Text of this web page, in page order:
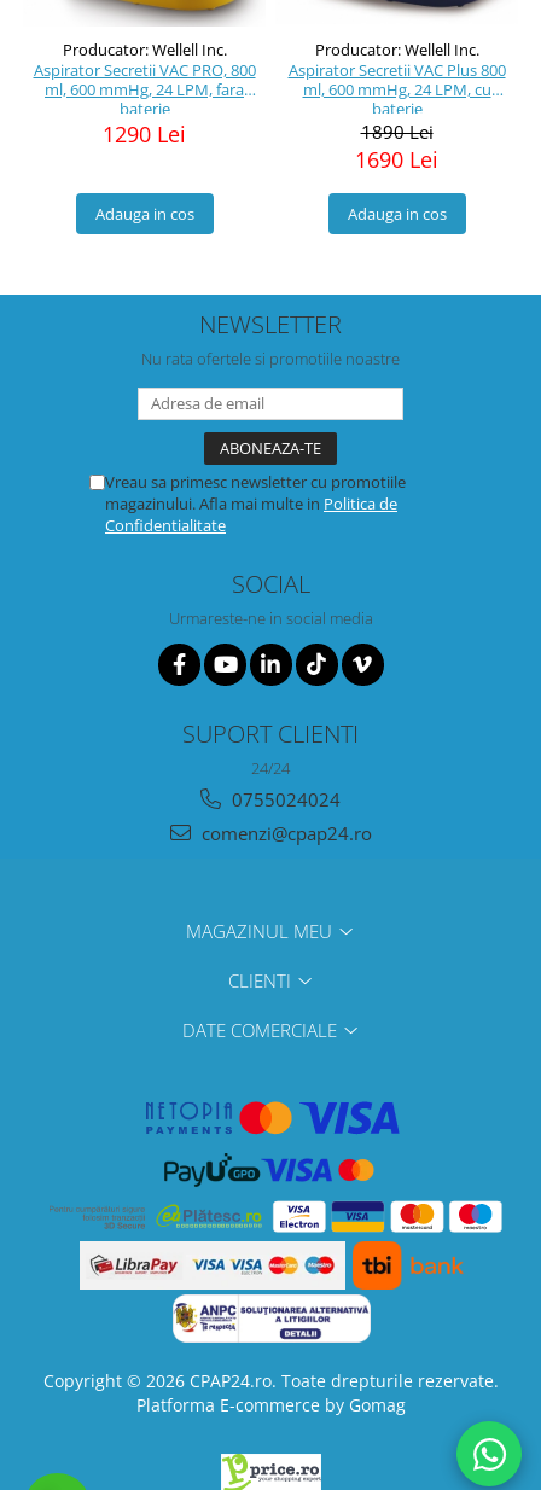
Producator: Wellell Inc.
Aspirator Secretii VAC PRO, 800
ml, 600 mmHg, 24 LPM, fara
baterie
1290 Lei
Adauga in cos
Producator: Wellell Inc.
Aspirator Secretii VAC Plus 800
ml, 600 mmHg, 24 LPM, cu
baterie
1890 Lei
1690 Lei
Adauga in cos
NEWSLETTER
Nu rata ofertele si promotiile noastre
Vreau sa primesc newsletter cu promotiile
magazinului. Afla mai multe in Politica de
Confidentialitate
SOCIAL
Urmareste-ne in social media
SUPORT CLIENTI
24/24
0755024024
comenzi@cpap24.ro
MAGAZINUL MEU
CLIENTI
DATE COMERCIALE
Copyright © 2026 CPAP24.ro. Toate drepturile rezervate.
Platforma E-commerce by Gomag